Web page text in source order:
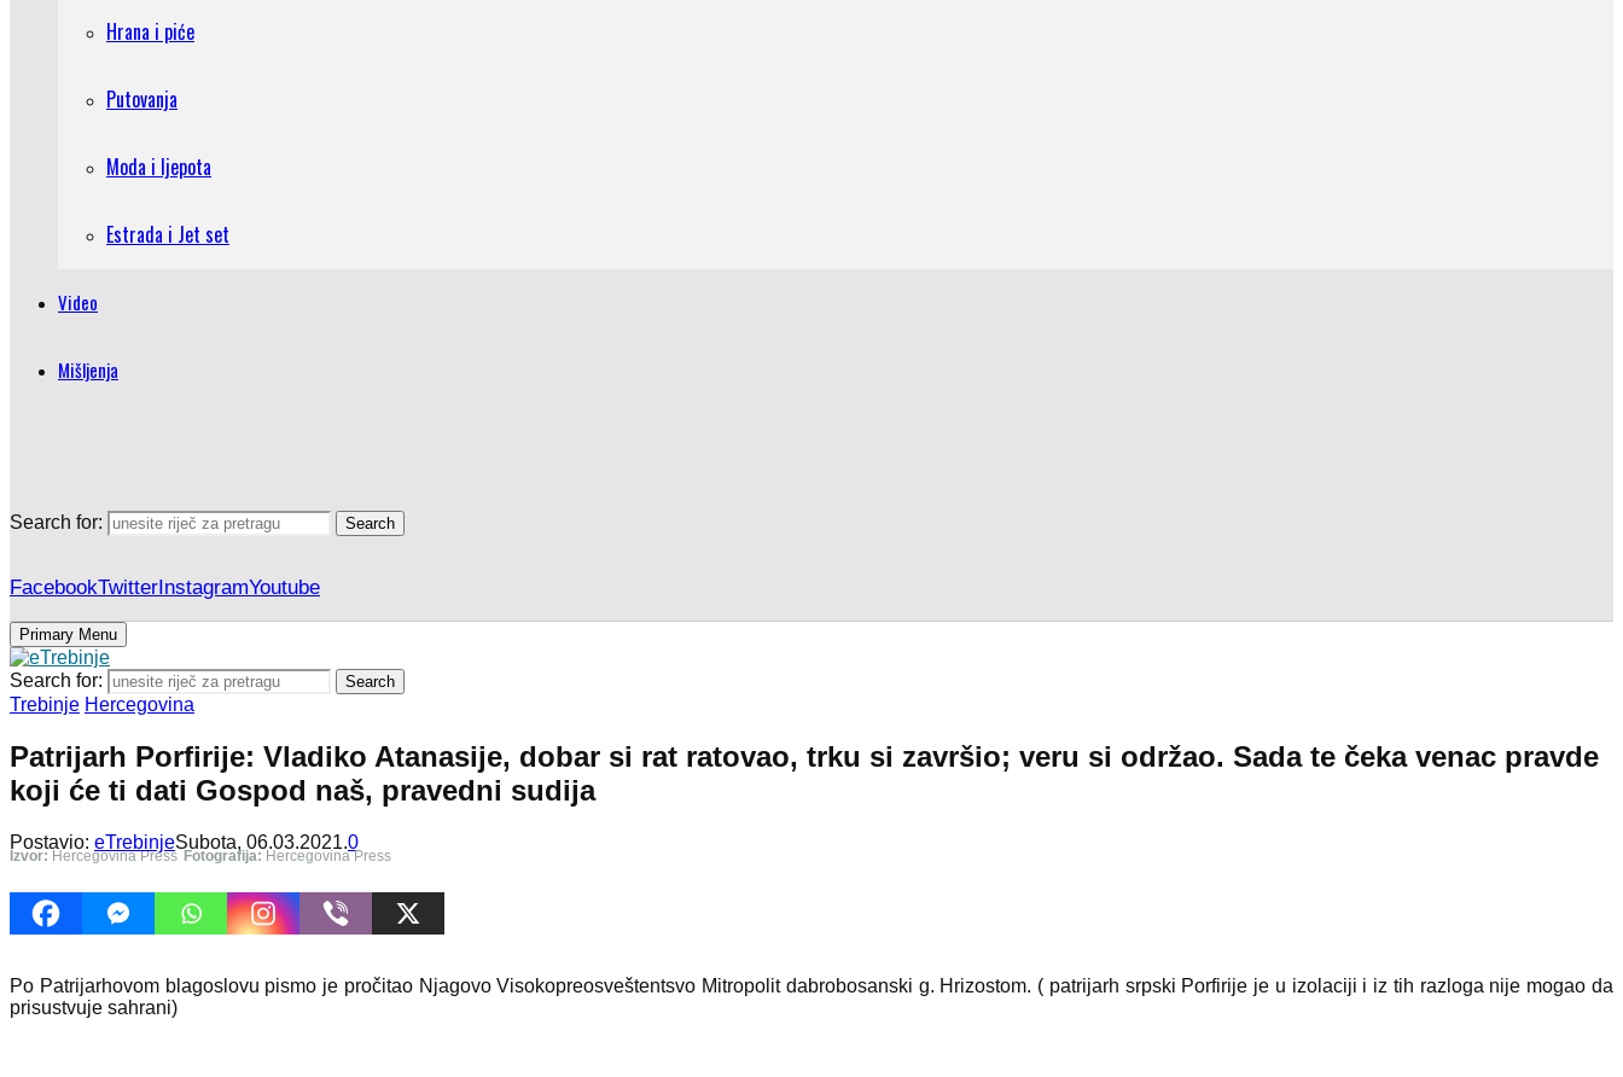
Hrana i piće
Putovanja
Moda i ljepota
Estrada i Jet set
Video
Mišljenja
Search for: Search
FacebookTwitterInstagramYoutube
Primary Menu
Search for: Search
Trebinje Hercegovina
Patrijarh Porfirije: Vladiko Atanasije, dobar si rat ratovao, trku si završio; veru si održao. Sada te čeka venac pravde
koji će ti dati Gospod naš, pravedni sudija
Postavio: eTrebinjeSubota, 06.03.2021.0
Izvor: Hercegovina Press Fotografija: Hercegovina Press
Po Patrijarhovom blagoslovu pismo je pročitao Njagovo Visokopreosveštentsvo Mitropolit dabrobosanski g. Hrizostom. ( patrijarh srpski Porfirije je u izolaciji i iz tih razloga nije mogao da
prisustvuje sahrani)